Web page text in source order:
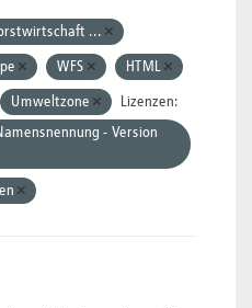
...
WFS HTML
Umweltzone
Lizenzen:
- Version